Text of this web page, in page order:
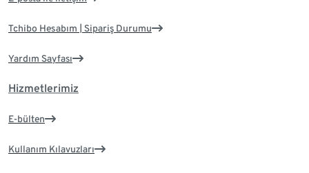
Tchibo Hesabım | Sipariş Durumu
Yardım Sayfası
Hizmetlerimiz
E-bülten
Kullanım Kılavuzları